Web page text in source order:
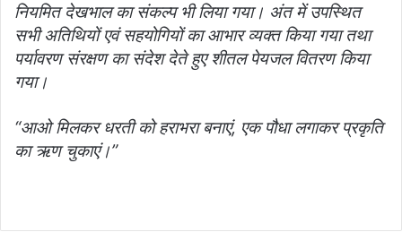
नियमित देखभाल का संकल्प भी लिया गया। अंत में उपस्थित
सभी अतिथियों एवं सहयोगियों का आभार व्यक्त किया गया तथा
पर्यावरण संरक्षण का संदेश देते हुए शीतल पेयजल वितरण किया
गया।
“आओ मिलकर धरती को हराभरा बनाएं, एक पौधा लगाकर प्रकृति
का ऋण चुकाएं।”